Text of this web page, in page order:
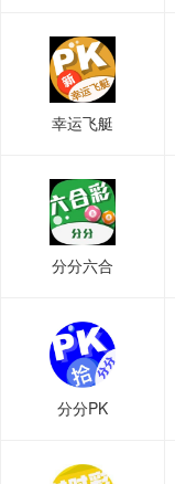
幸运飞艇
分分六合
分分PK